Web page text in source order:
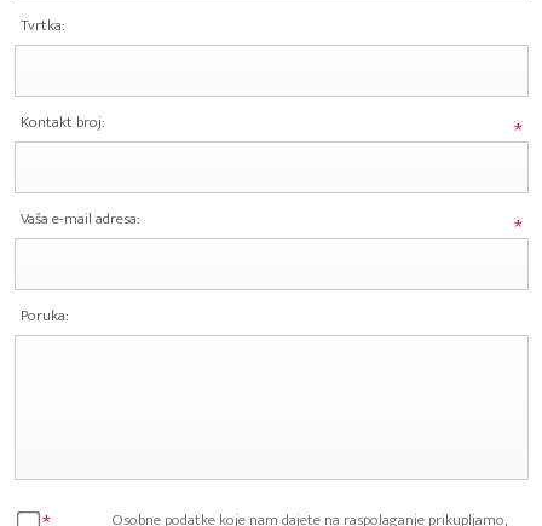
Tvrtka:
Kontakt broj: *
Vaša e-mail adresa: *
Poruka:
Osobne podatke koje nam dajete na raspolaganje prikupljamo,